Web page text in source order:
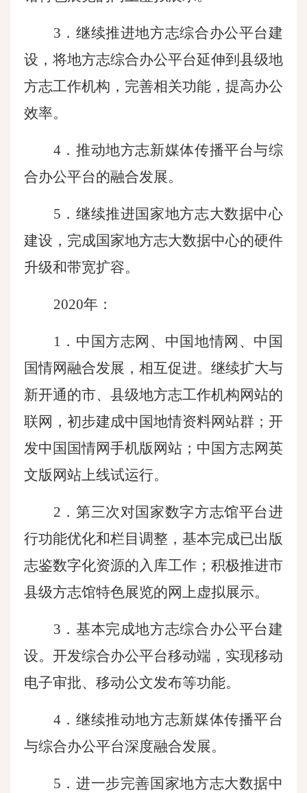
3．继续推进地方志综合办公平台建
设，将地方志综合办公平台延伸到县级地
方志工作机构，完善相关功能，提高办公
效率。
4．推动地方志新媒体传播平台与综
合办公平台的融合发展。
5．继续推进国家地方志大数据中心
建设，完成国家地方志大数据中心的硬件
升级和带宽扩容。
2020年：
1．中国方志网、中国地情网、中国
国情网融合发展，相互促进。继续扩大与
新开通的市、县级地方志工作机构网站的
联网，初步建成中国地情资料网站群；开
发中国国情网手机版网站；中国方志网英
文版网站上线试运行。
2．第三次对国家数字方志馆平台进
行功能优化和栏目调整，基本完成已出版
志鉴数字化资源的入库工作；积极推进市
县级方志馆特色展览的网上虚拟展示。
3．基本完成地方志综合办公平台建
设。开发综合办公平台移动端，实现移动
电子审批、移动公文发布等功能。
4．继续推动地方志新媒体传播平台
与综合办公平台深度融合发展。
5．进一步完善国家地方志大数据中